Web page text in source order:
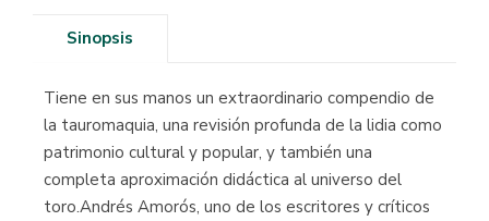
Sinopsis
Tiene en sus manos un extraordinario compendio de
la tauromaquia, una revisión profunda de la lidia como
patrimonio cultural y popular, y también una
completa aproximación didáctica al universo del
toro.Andrés Amorós, uno de los escritores y críticos